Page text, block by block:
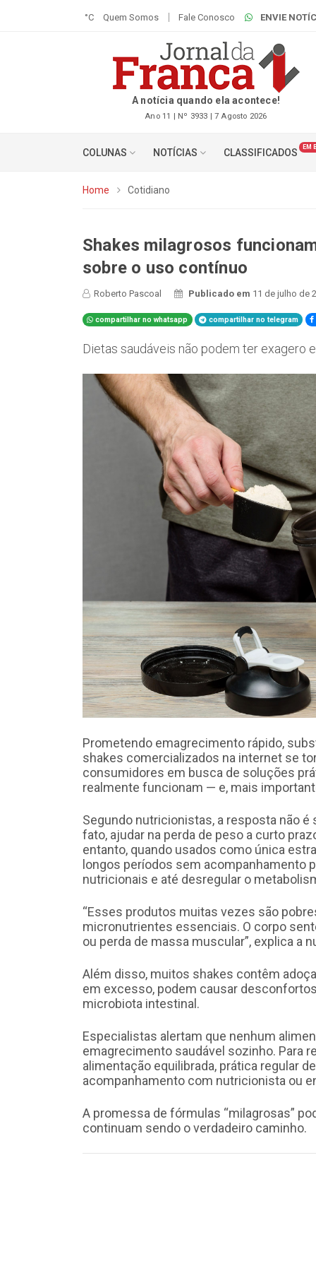
°C Quem Somos Fale Conosco ENVIE
A notícia quando ela acontece!
Ano 11 | Nº 3933 | 7 Agosto 2026
COLUNAS NOTÍCIAS CLASSIFICADOS EM
Home Cotidiano
Shakes milagrosos
sobre o uso contínuo
Roberto Pascoal Publicado em 11 de julho de
compartilhar no whatsapp compartilhar no telegram
Dietas saudáveis não podem ter exagero
Prometendo emagrecimento rápido,
shakes comercializados na internet se
consumidores em busca de soluções
realmente funcionam — e, mais
Segundo nutricionistas, a resposta não
fato, ajudar na perda de peso a curto
entanto, quando usados como única
longos períodos sem acompanhamento
nutricionais e até desregular o
“Esses produtos muitas vezes são
micronutrientes essenciais. O corpo
ou perda de massa muscular”, explica a
Além disso, muitos shakes contêm
em excesso, podem causar
microbiota intestinal.
Especialistas alertam que nenhum
emagrecimento saudável sozinho. Para
alimentação equilibrada, prática regular
acompanhamento com nutricionista ou
A promessa de fórmulas “milagrosas”
continuam sendo o verdadeiro caminho.